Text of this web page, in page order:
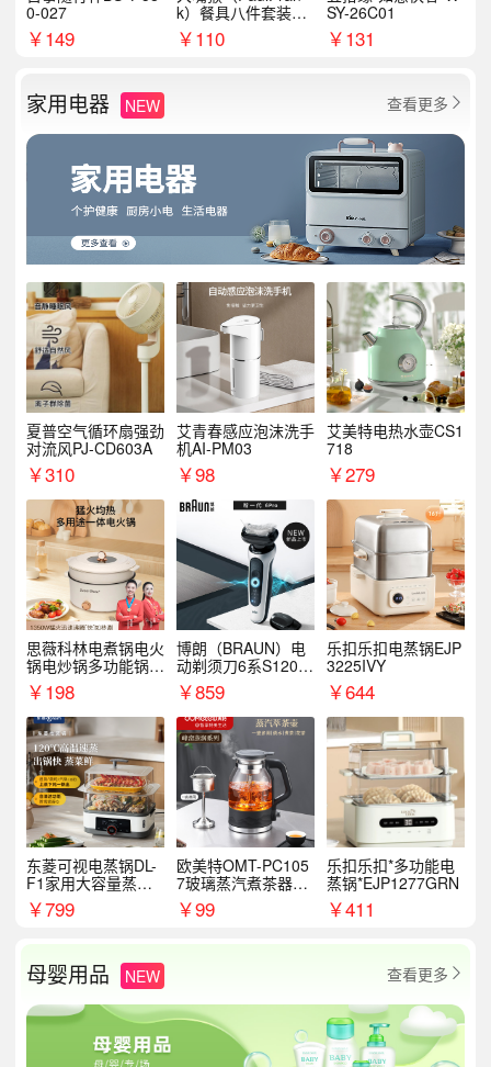
0-027
￥149
k）餐具八件套装HC
T6007
￥110
SY-26C01
￥131
家用电器 NEW 查看更多 
夏普空气循环扇强劲
对流风PJ-CD603A
￥310
艾青春感应泡沫洗手
机AI-PM03
￥98
艾美特电热水壶CS1
718
￥279
思薇科林电煮锅电火
锅电炒锅多功能锅电
热锅泡面小电锅
￥198
博朗（BRAUN）电
动剃须刀6系S1200
S￥859
乐扣乐扣电蒸锅EJP
3225IVY
￥644
东菱可视电蒸锅DL-
F1家用大容量蒸炖
锅
￥799
欧美特OMT-PC105
7玻璃蒸汽煮茶器黑
茶泡茶具茶壶花茶壶
￥99
乐扣乐扣*多功能电
蒸锅*EJP1277GRN
￥411
母婴用品 NEW 查看更多 